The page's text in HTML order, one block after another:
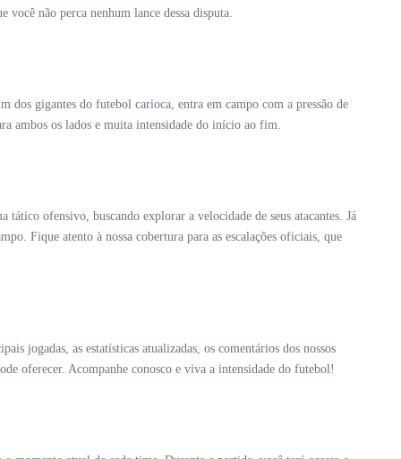
você não perca nenhum lance dessa disputa.
dos gigantes do futebol carioca, entra em campo com a pressão de
ambos os lados e muita intensidade do início ao fim.
ofensivo, buscando explorar a velocidade de seus atacantes. Já
Fique atento à nossa cobertura para as escalações oficiais, que
jogadas, as estatísticas atualizadas, os comentários dos nossos
oferecer. Acompanhe conosco e viva a intensidade do futebol!